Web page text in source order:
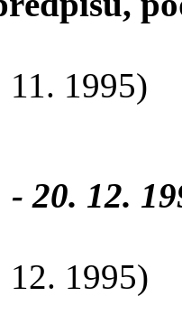
11. 1995)
- 20. 12.
12. 1995)